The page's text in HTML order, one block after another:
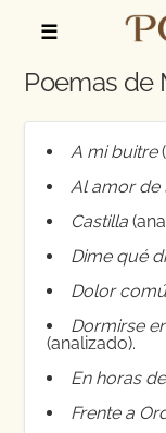
☰
Poemas de
A mi buitre
Al amor de
Castilla
Dime qué
Dolor
Dormirse
(analizado).
En horas
Frente a